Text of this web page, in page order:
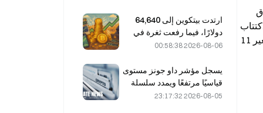
عدم فقدان أموال المستخدمين.
ارتدت بيتكوين إلى 64,640
دولارًا، فيما رفعت ثغرة في
Coldcard عدد المحافظ
في ثلاثة أشهر.
2026-08-06 00:58:38
يسجل مؤشر داو جونز مستوى
قياسيًا مرتفعًا ويمدد سلسلة
مكاسبه لليوم الخامس على
2026-08-05 23:17:32